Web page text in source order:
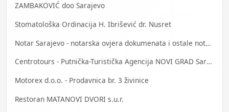
ZAMBAKOVIĆ doo Sarajevo
Stomatološka Ordinacija H. Ibrišević dr. Nusret
Notar Sarajevo - notarska ovjera dokumenata i ostale notarske usluge
Centrotours - Putnička-Turistička Agencija NOVI GRAD Sarajevo
Motorex d.o.o. - Prodavnica br. 3 živinice
Restoran MATANOVI DVORI s.u.r.